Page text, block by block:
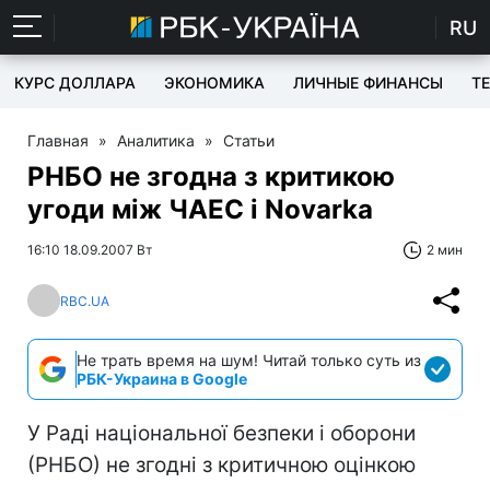
RU
КУРС ДОЛЛАРА ЭКОНОМИКА ЛИЧНЫЕ ФИНАНСЫ
Главная » Аналитика » Статьи
РНБО не згодна з критикою
угоди між ЧАЕС і Novarkа
16:10 18.09.2007 Вт 2 мин
RBC.UA
Не трать время на шум! Читай только суть из
РБК-Украина в Google
У Раді національної безпеки і оборони
(РНБО) не згодні з критичною оцінкою